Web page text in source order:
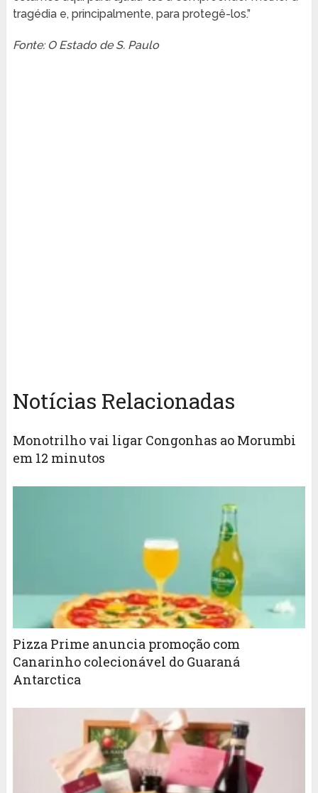
tragédia e, principalmente, para protegê-los.”
Fonte: O Estado de S. Paulo
Notícias Relacionadas
Monotrilho vai ligar Congonhas ao Morumbi
em 12 minutos
Pizza Prime anuncia promoção com
Canarinho colecionável do Guaraná
Antarctica